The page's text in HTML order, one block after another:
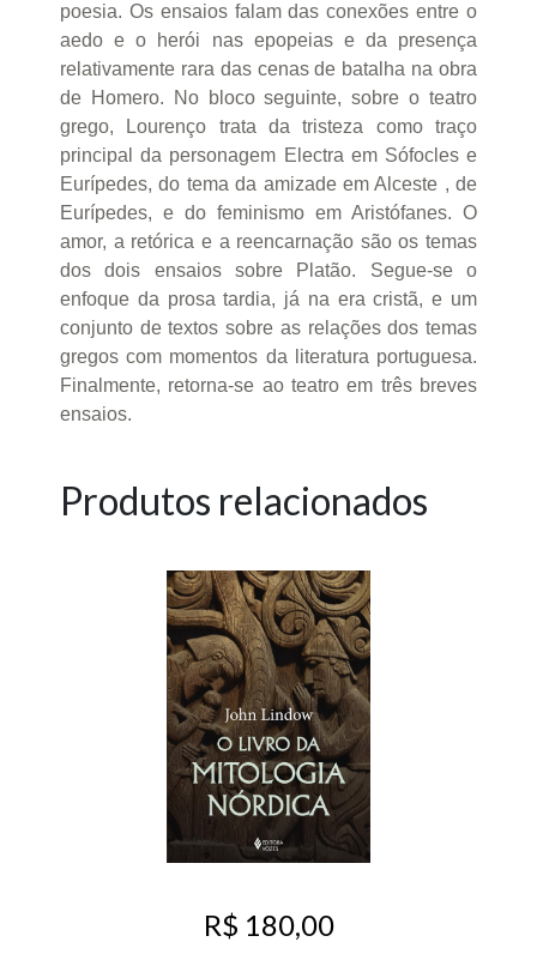
poesia. Os ensaios falam das conexões entre o
aedo e o herói nas epopeias e da presença
relativamente rara das cenas de batalha na obra
de Homero. No bloco seguinte, sobre o teatro
grego, Lourenço trata da tristeza como traço
principal da personagem Electra em Sófocles e
Eurípedes, do tema da amizade em Alceste , de
Eurípedes, e do feminismo em Aristófanes. O
amor, a retórica e a reencarnação são os temas
dos dois ensaios sobre Platão. Segue-se o
enfoque da prosa tardia, já na era cristã, e um
conjunto de textos sobre as relações dos temas
gregos com momentos da literatura portuguesa.
Finalmente, retorna-se ao teatro em três breves
ensaios.
Produtos relacionados
R$ 180,00